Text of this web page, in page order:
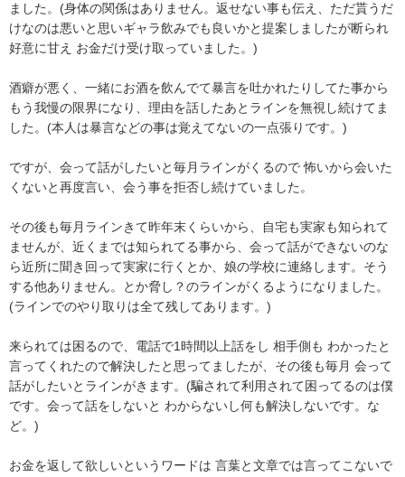
ました。(身体の関係はありません。返せない事も伝え、ただ貰うだ
けなのは悪いと思いギャラ飲みでも良いかと提案しましたが断られ
好意に甘え お金だけ受け取っていました。)
酒癖が悪く、一緒にお酒を飲んでて暴言を吐かれたりしてた事から
もう我慢の限界になり、理由を話したあとラインを無視し続けてま
した。(本人は暴言などの事は覚えてないの一点張りです。)
ですが、会って話がしたいと毎月ラインがくるので 怖いから会いた
くないと再度言い、会う事を拒否し続けていました。
その後も毎月ラインきて昨年末くらいから、自宅も実家も知られて
ませんが、近くまでは知られてる事から、会って話ができないのな
ら近所に聞き回って実家に行くとか、娘の学校に連絡します。そう
する他ありません。とか脅し？のラインがくるようになりました。
(ラインでのやり取りは全て残してあります。)
来られては困るので、電話で1時間以上話をし 相手側も わかったと
言ってくれたので解決したと思ってましたが、その後も毎月 会って
話がしたいとラインがきます。(騙されて利用されて困ってるのは僕
です。会って話をしないと わからないし何も解決しないです。な
ど。)
お金を返して欲しいというワードは 言葉と文章では言ってこないで